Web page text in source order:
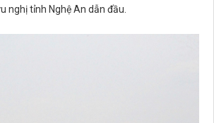
nghị tỉnh Nghệ An dẫn đầu.